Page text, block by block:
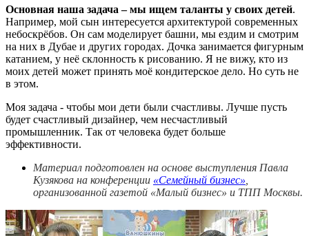
Основная наша задача – мы ищем таланты у своих детей.
Например, мой сын интересуется архитектурой современных
небоскрёбов. Он сам моделирует башни, мы ездим и смотрим
на них в Дубае и других городах. Дочка занимается фигурным
катанием, у неё склонность к рисованию. Я не вижу, кто из
моих детей может принять моё кондитерское дело. Но суть не
в этом.
Моя задача - чтобы мои дети были счастливы. Лучше пусть
будет счастливый дизайнер, чем несчастливый
промышленник. Так от человека будет больше
эффективности.
Материал подготовлен на основе выступления Павла
Кузякова на конференции «Семейный бизнес»
организованной газетой «Малый бизнес» и ТПП Москвы.